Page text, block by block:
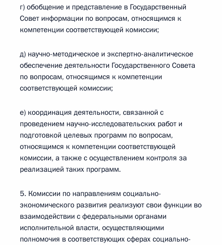
г) обобщение и представление в Государственный
Совет информации по вопросам, относящимся к
компетенции соответствующей комиссии;
д) научно-методическое и экспертно-аналитическое
обеспечение деятельности Государственного Совета
по вопросам, относящимся к компетенции
соответствующей комиссии;
е) координация деятельности, связанной с
проведением научно-исследовательских работ и
подготовкой целевых программ по вопросам,
относящимся к компетенции соответствующей
комиссии, а также с осуществлением контроля за
реализацией таких программ.
5. Комиссии по направлениям социально-
экономического развития реализуют свои функции во
взаимодействии с федеральными органами
исполнительной власти, осуществляющими
полномочия в соответствующих сферах социально-